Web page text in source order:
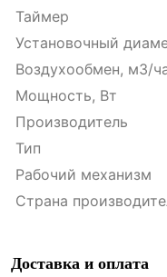
Таймер
Установочный
Воздухообмен, м3/
Мощность, Вт
Производитель
Тип
Рабочий механизм
Страна
Доставка и оплата